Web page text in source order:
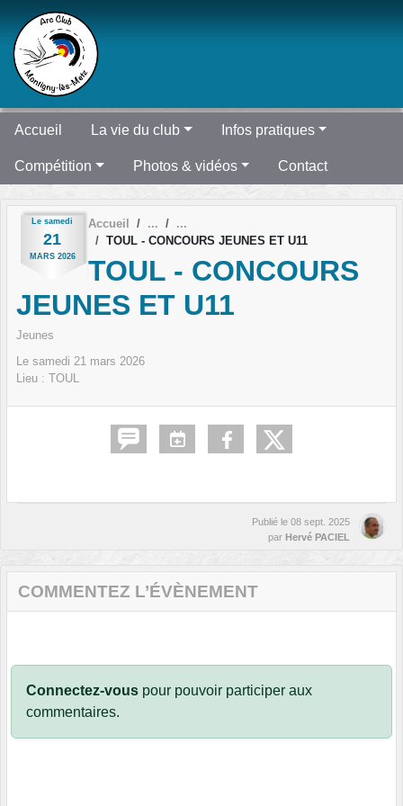
Accueil La vie du club Infos pratiques
Compétition Photos & vidéos Contact
Le samedi
21
MARS 2026
Accueil
TOUL - CONCOURS JEUNES ET U11
TOUL - CONCOURS
JEUNES ET U11
Jeunes
Le samedi 21 mars 2026
Lieu : TOUL
Publié le 08 sept. 2025
par Hervé PACIEL
COMMENTEZ L’ÉVÈNEMENT
Connectez-vous pour pouvoir participer aux
commentaires.
Panneau de gestion des cookies